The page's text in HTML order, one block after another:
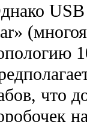
USB
что